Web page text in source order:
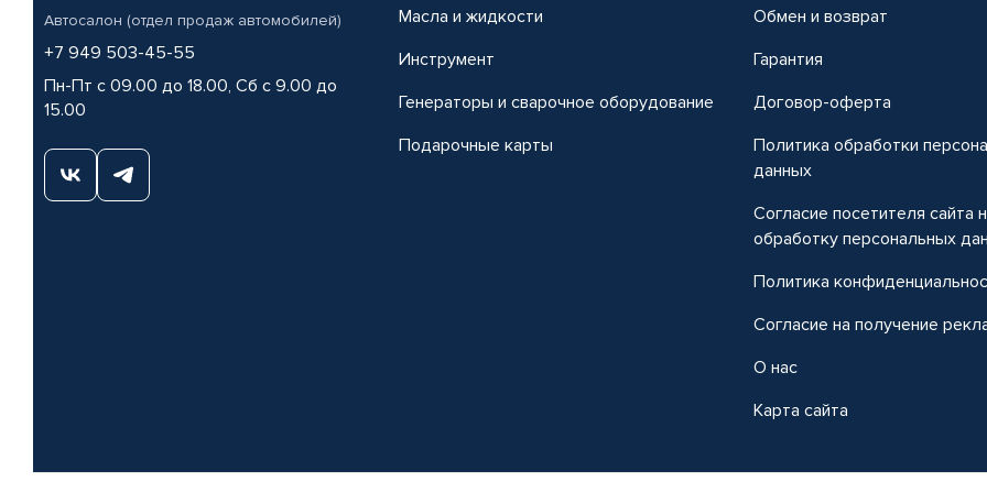
Автосалон (отдел продаж автомобилей)
+7 949 503-45-55
Пн-Пт с 09.00 до 18.00, Сб с 9.00 до
15.00
Масла и жидкости
Инструмент
Генераторы и сварочное оборудование
Подарочные карты
Обмен и возврат
Гарантия
Договор-оферта
Политика обработки
данных
Согласие посетителя сайта
обработку персональных
Политика
Согласие на получение
О нас
Карта сайта